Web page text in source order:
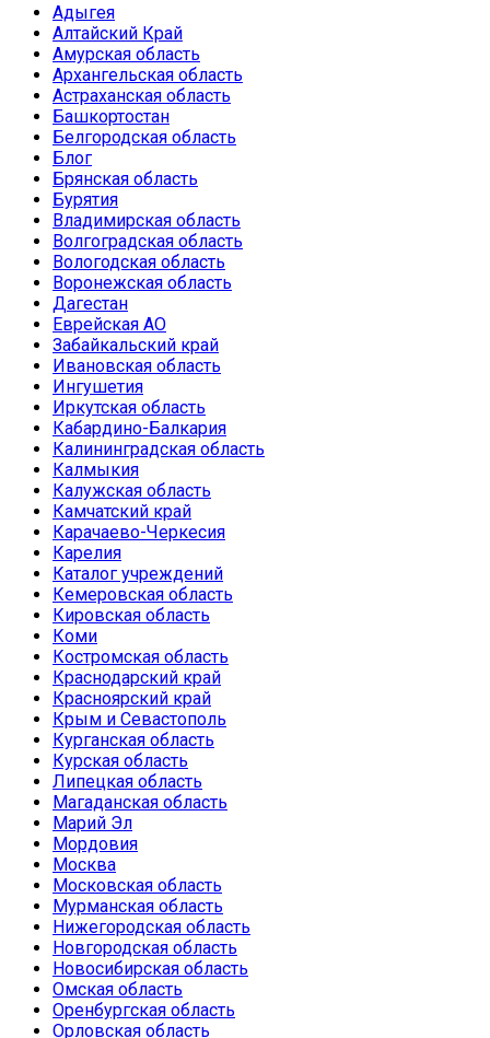
Адыгея
Алтайский Край
Амурская область
Архангельская область
Астраханская область
Башкортостан
Белгородская область
Блог
Брянская область
Бурятия
Владимирская область
Волгоградская область
Вологодская область
Воронежская область
Дагестан
Еврейская АО
Забайкальский край
Ивановская область
Ингушетия
Иркутская область
Кабардино-Балкария
Калининградская область
Калмыкия
Калужская область
Камчатский край
Карачаево-Черкесия
Карелия
Каталог учреждений
Кемеровская область
Кировская область
Коми
Костромская область
Краснодарский край
Красноярский край
Крым и Севастополь
Курганская область
Курская область
Липецкая область
Магаданская область
Марий Эл
Мордовия
Москва
Московская область
Мурманская область
Нижегородская область
Новгородская область
Новосибирская область
Омская область
Оренбургская область
Орловская область